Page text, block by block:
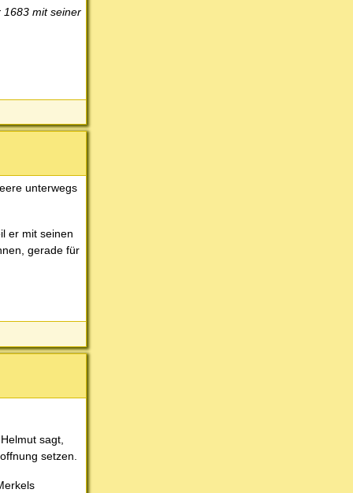
1683 mit seiner
unterwegs
er mit seinen
gerade für
sagt,
setzen.